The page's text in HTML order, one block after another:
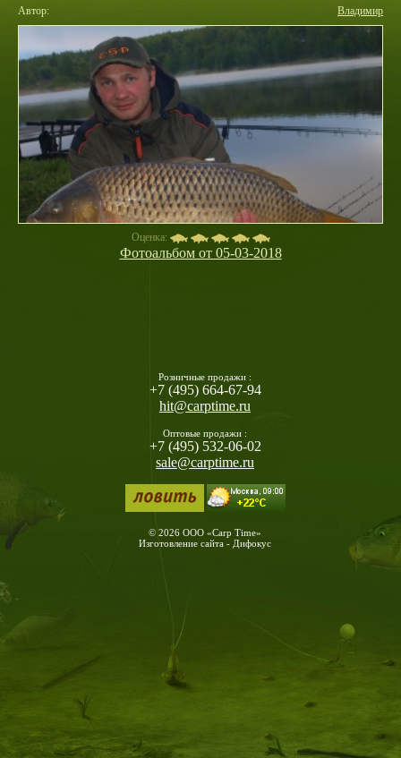
Автор: Владимир
Оценка:
Фотоальбом от 05-03-2018
Розничные продажи :
+7 (495) 664-67-94
hit@carptime.ru
Оптовые продажи :
+7 (495) 532-06-02
sale@carptime.ru
© 2026 ООО «Carp Time»
Изготовление сайта - Дифокус